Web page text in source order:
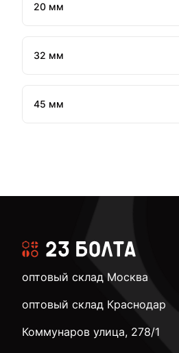
20 мм
32 мм
45 мм
оптовый склад Москва
оптовый склад Краснодар
Коммунаров улица, 278/1